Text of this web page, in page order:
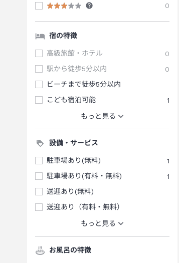
0
宿の特徴
高級旅館・ホテル
0
駅から徒歩5分以内
0
ビーチまで徒歩5分以内
こども宿泊可能
1
もっと見る
設備・サービス
駐車場あり(無料)
1
駐車場あり(有料・無料)
1
送迎あり(無料)
送迎あり（有料・無料）
もっと見る
お風呂の特徴